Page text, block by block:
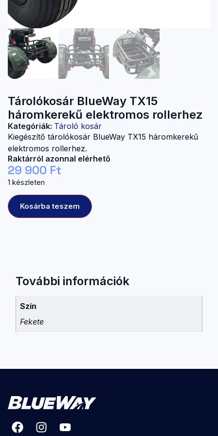
Tárolókosár BlueWay TX15
háromkerekű elektromos rollerhez
Kategóriák: Tároló kosár
Kiegészítő tárolókosár BlueWay TX15 háromkerekű
elektromos rollerhez.
Raktárról azonnal elérhető
29 900 Ft
1 készleten
Kosárba teszem
További információk
Szín
Fekete